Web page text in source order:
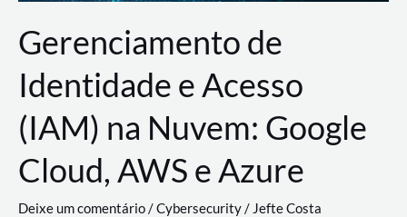
Gerenciamento de
Identidade e Acesso
(IAM) na Nuvem: Google
Cloud, AWS e Azure
Deixe um comentário/Cybersecurity/ Jefte Costa